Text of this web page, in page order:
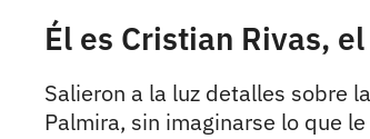
Él es Cristian Rivas,
Salieron a la luz detalles sobre
Palmira, sin imaginarse lo que